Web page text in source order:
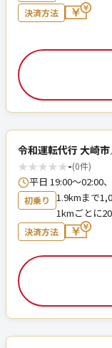
決済方法
令和運転代行 大崎
★★★★★-(0件)
平日 19:00〜02:00
初乗り
1.9kmまで
1kmごとに
決済方法